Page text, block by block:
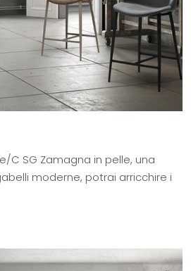
C SG Zamagna in pelle, una
moderne, potrai arricchire i